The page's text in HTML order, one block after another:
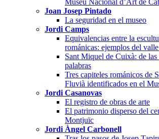
Museu Nacional d’Art de
Joan Josep Pintado
La seguridad en el museo
Jordi Camps
Equivalencias entre la
románicas: ejemplos del
Sant Miquel de Cuixà: de las
palabras
Tres capiteles románicos de
Fluvià identificados en el
Jordi Casanovas
El registro de obras de arte
El patrimonio disperso del
Montjuïc
Jordi Àngel Carbonell